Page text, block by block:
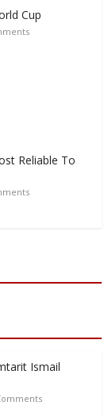
Cup
Reliable To
Ismail